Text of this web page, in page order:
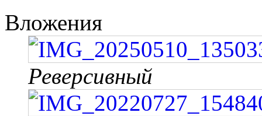
Вложения
Реверсивный